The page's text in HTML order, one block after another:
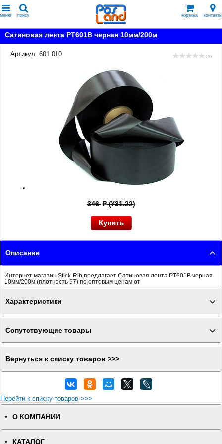
меню поиск корзина контакты
Сатиновая лента PT601B черная 10мм/200м
Артикул: 601 010 ( 0 )
346p(¥31.22)
Описание
Интернет магазин Stick-Rib предлагает Сатиновая лента PT601B черная
10мм/200м (плотность 57) по оптовым ценам от
Характеристики
Сопутствующие товары
Вернуться к списку товаров >>>
Перейти к списку товаров >>>
О КОМПАНИИ
КАТАЛОГ